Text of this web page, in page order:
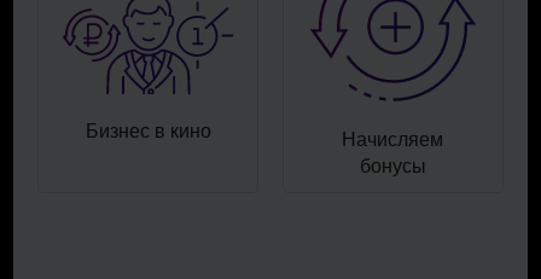
Бизнес в кино
Начисляем
бонусы